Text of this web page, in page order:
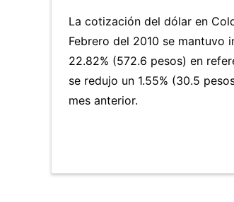
La cotización del dólar en
Febrero del 2010 se mantuvo
22.82% (572.6 pesos) en
se redujo un 1.55% (30.5
mes anterior.